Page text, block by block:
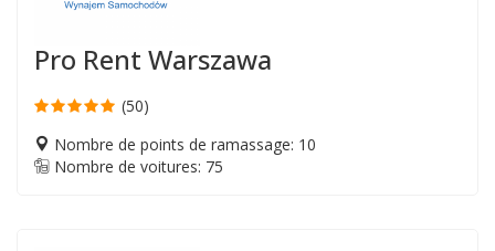
Pro Rent Warszawa
(50)
Nombre de points de ramassage: 10
Nombre de voitures: 75